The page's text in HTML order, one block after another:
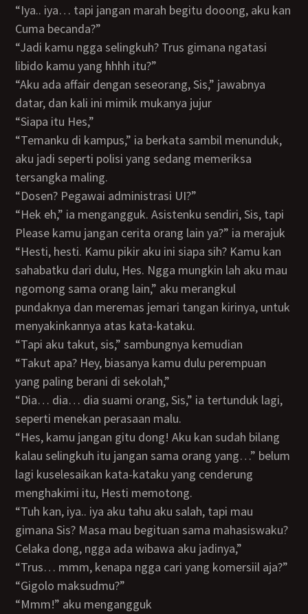
“iya.. iya… tapi jangan marah begitu dooong, aku kan
Cuma becanda?”
“jadi kamu ngga selingkuh? Trus gimana ngatasi
libido kamu yang hhhh itu?”
“aku ada affair dengan seseorang, Sis,” jawabnya
datar, dan kali ini mimik mukanya jujur
“siapa itu Hes,”
“temanku di kampus,” ia berkata sambil menunduk,
aku jadi seperti polisi yang sedang memeriksa
tersangka maling.
“Dosen? Pegawai administrasi UI?”
“hek eh,” ia mengangguk. Asistenku sendiri, Sis, tapi
Please kamu jangan cerita orang lain ya?” ia merajuk
“Hesti, hesti. Kamu pikir aku ini siapa sih? Kamu kan
sahabatku dari dulu, Hes. Ngga mungkin lah aku mau
ngomong sama orang lain,” aku merangkul
pundaknya dan meremas jemari tangan kirinya, untuk
menyakinkannya atas kata-kataku.
“tapi aku takut, sis,” sambungnya kemudian
“takut apa? Hey, biasanya kamu dulu perempuan
yang paling berani di sekolah,”
“dia… dia… dia suami orang, Sis,” ia tertunduk lagi,
seperti menekan perasaan malu.
“Hes, kamu jangan gitu dong! Aku kan sudah bilang
kalau selingkuh itu jangan sama orang yang…” belum
lagi kuselesaikan kata-kataku yang cenderung
menghakimi itu, Hesti memotong.
“Tuh kan, iya.. iya aku tahu aku salah, tapi mau
gimana Sis? Masa mau begituan sama mahasiswaku?
Celaka dong, ngga ada wibawa aku jadinya,”
“Trus… mmm, kenapa ngga cari yang komersiil aja?”
“gigolo maksudmu?”
“mmm!” aku mengangguk